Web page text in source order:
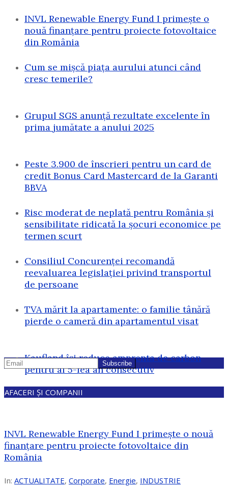
INVL Renewable Energy Fund I primește o
nouă finanțare pentru proiecte fotovoltaice
din România
Cum se mișcă piața aurului atunci când
cresc temerile?
Grupul SGS anunță rezultate excelente în
prima jumătate a anului 2025
Peste 3.900 de înscrieri pentru un card de
credit Bonus Card Mastercard de la Garanti
BBVA
Risc moderat de neplată pentru România și
sensibilitate ridicată la șocuri economice pe
termen scurt
Consiliul Concurenței recomandă
reevaluarea legislației privind transportul
de persoane
TVA mărit la apartamente: o familie tânără
pierde o cameră din apartamentul visat
Kaufland își reduce amprenta de carbon
pentru al 5-lea an consecutiv
AFACERI ȘI COMPANII
INVL Renewable Energy Fund I primește o nouă
finanțare pentru proiecte fotovoltaice din
România
In: ACTUALITATE, Corporate, Energie, INDUSTRIE